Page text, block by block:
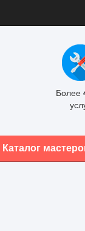
Более
Каталог